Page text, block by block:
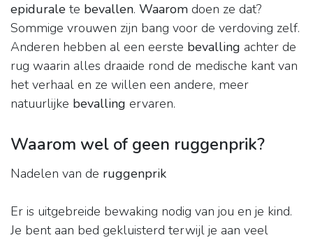
epidurale te bevallen. Waarom doen ze dat?
Sommige vrouwen zijn bang voor de verdoving zelf.
Anderen hebben al een eerste bevalling achter de
rug waarin alles draaide rond de medische kant van
het verhaal en ze willen een andere, meer
natuurlijke bevalling ervaren.
Waarom wel of geen ruggenprik?
Nadelen van de ruggenprik
Er is uitgebreide bewaking nodig van jou en je kind.
Je bent aan bed gekluisterd terwijl je aan veel